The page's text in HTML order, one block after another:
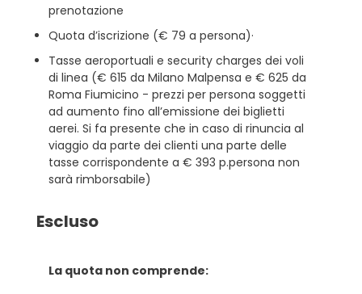
prenotazione
Quota d’iscrizione (€ 79 a persona)·
Tasse aeroportuali e security charges dei voli
di linea (€ 615 da Milano Malpensa e € 625 da
Roma Fiumicino - prezzi per persona soggetti
ad aumento fino all’emissione dei biglietti
aerei. Si fa presente che in caso di rinuncia al
viaggio da parte dei clienti una parte delle
tasse corrispondente a € 393 p.persona non
sarà rimborsabile)
Escluso
La quota non comprende: